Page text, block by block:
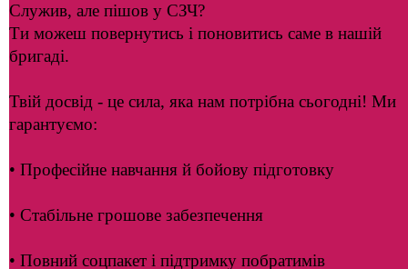
Служив, але пішов у СЗЧ?
Ти можеш повернутись і поновитись саме в нашій
бригаді.
Твій досвід - це сила, яка нам потрібна сьогодні! Ми
гарантуємо:
• Професійне навчання й бойову підготовку
• Стабільне грошове забезпечення
• Повний соцпакет і підтримку побратимів